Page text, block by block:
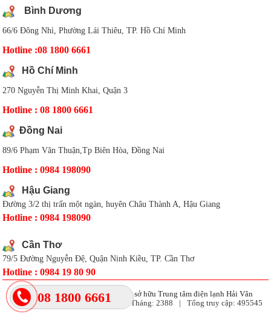
Bình Dương
66/6 Đông Nhì, Phường Lái Thiêu, TP. Hồ Chí Minh
Hotline :08 1800 6661
Hồ Chí Minh
270 Nguyễn Thị Minh Khai, Quận 3
Hotline : 08 1800 6661
Đồng Nai
89/6 Phạm Văn Thuận,Tp Biên Hòa, Đồng Nai
Hotline : 0984 198090
Hậu Giang
Đường 3/2 thị trấn một ngàn, huyên Châu Thành A, Hậu Giang
Hotline : 0984 198090
Cần Thơ
79/5 Đường Nguyễn Đệ, Quận Ninh Kiều, TP. Cần Thơ
Hotline : 0984 19 80 90
Coppyright 2017 bản quyền thuộc sở hữu Trung tâm điện lạnh Hải Vân
Đang Online:3 | Tuần:1744 Tháng: 2388 | Tổng truy cập: 495545
08 1800 6661